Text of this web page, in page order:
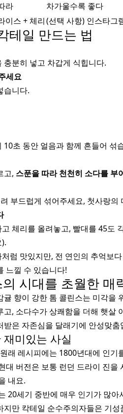
라
차가울수록 좋다
이스 + 체리(선택 사항) 인스타그
테일 만드는 법
충분히 넣고 차갑게 식힙니다.
세요
습니다.
10초 동안 얼음과 함께 흔들어 섞
고, 스푼을 따라 천천히 소다를 부
부드럽게 섞어주세요, 첫사랑의
체리를 올려놓고, 빨대를 45도
처럼 맛있지만, 전 연인의 추억보
느낄 수 있습니다!
시대를 초월한 매
귤 향이 강한 톰 콜린스는 미각을
고, 소다수가 상쾌함을 더해 햇살
받은 자존심을 달래기에 안성맞춤
미있는 사실
래 레시피에는 1800년대에 인기
대 버전은 보통 런던 드라이 진
내요.
20세기 중반에 매우 인기가 많
지만 칵테일 순수주의자들은 기